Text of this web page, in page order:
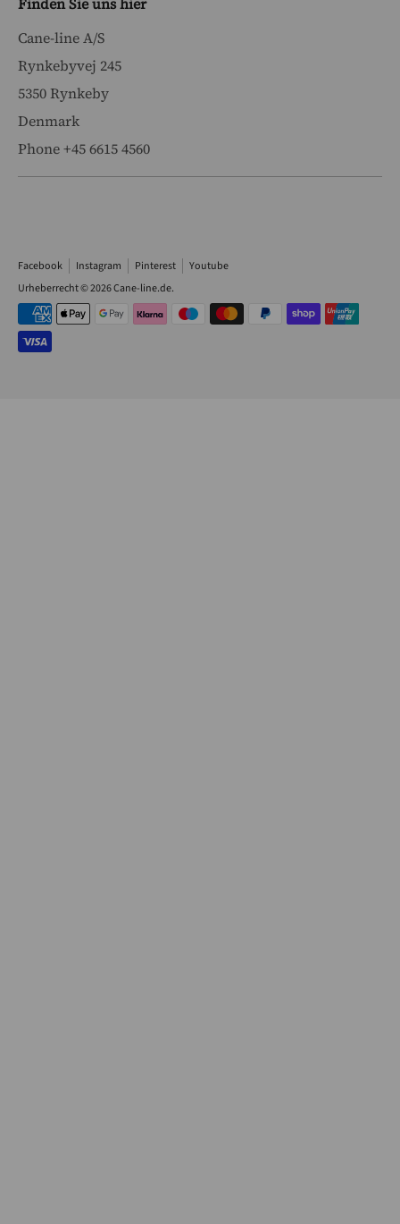
Cane-line A/S
Rynkebyvej 245
5350 Rynkeby
Denmark
Phone +45 6615 4560
Facebook Instagram Pinterest
Youtube
Urheberrecht © 2026Cane-line.de.
Akzeptierte
Zahlungsarten